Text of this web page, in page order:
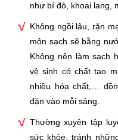
như bí đỏ, khoai lang,
Không ngồi lâu, rặn
môn sạch sẽ bằng
Không nên làm sạch
vệ sinh có chất tạo
nhiều hóa chất,…
đặn vào mỗi sáng.
Thường xuyên tập
sức khỏe, tránh